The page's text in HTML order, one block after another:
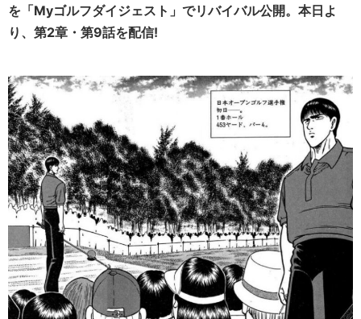
を「Myゴルフダイジェスト」でリバイバル公開。本日よ
り、第2章・第9話を配信!